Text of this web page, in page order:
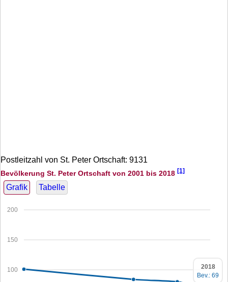
Postleitzahl von St. Peter Ortschaft: 9131
Bevölkerung St. Peter Ortschaft von 2001 bis 2018 [1]
Grafik Tabelle
100
150
200
2018
Bev.: 69